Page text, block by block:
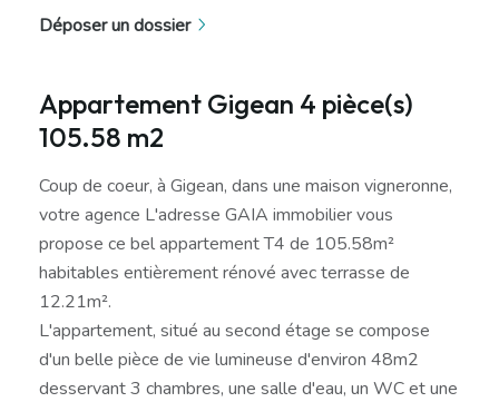
Déposer un dossier
Appartement Gigean 4 pièce(s)
105.58 m2
Coup de coeur, à Gigean, dans une maison vigneronne,
votre agence L'adresse GAIA immobilier vous
propose ce bel appartement T4 de 105.58m²
habitables entièrement rénové avec terrasse de
12.21m².
L'appartement, situé au second étage se compose
d'un belle pièce de vie lumineuse d'environ 48m2
desservant 3 chambres, une salle d'eau, un WC et une